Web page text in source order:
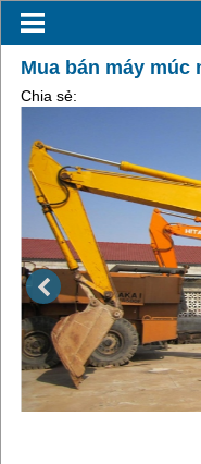
Mua bán máy múc
Chia sẻ: